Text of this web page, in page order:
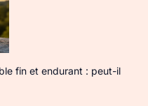
fin et endurant : peut-il